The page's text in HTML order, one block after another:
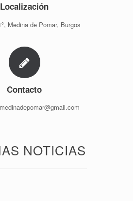
Localización
Medina de Pomar, Burgos
Contacto
NOTICIAS